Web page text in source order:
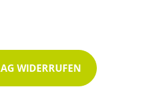
WIDERRUFEN